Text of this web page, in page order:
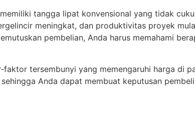
tangga lipat konvensional yang tidak
meningkat, dan produktivitas proyek
pembelian, Anda harus memahami
tersembunyi yang memengaruhi harga di
Anda dapat membuat keputusan